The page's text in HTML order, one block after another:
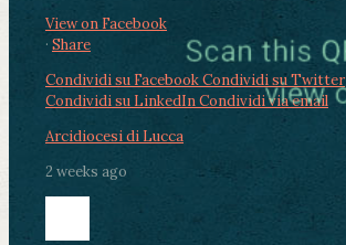
View on Facebook
· Share
Condividi su FacebookCondividi su Twitter
Condividi su LinkedInCondividi via email
Arcidiocesi di Lucca
2 weeks ago